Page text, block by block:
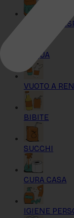
KIT MAXI
ACQUA
VUOTO A
BIBITE
SUCCHI
CURA CASA
IGIENE